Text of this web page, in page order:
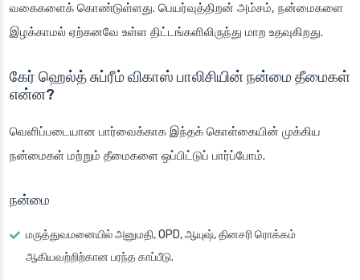
வகைகளைக் கொண்டுள்ளது. பெயர்வுத்திறன் அம்சம், நன்மைகளை
இழக்காமல் ஏற்கனவே உள்ள திட்டங்களிலிருந்து மாற உதவுகிறது.
கேர் ஹெல்த் சுப்ரீம் விகாஸ் பாலிசியின் நன்மை தீமைகள்
என்ன?
வெளிப்படையான பார்வைக்காக இந்தக் கொள்கையின் முக்கிய
நன்மைகள் மற்றும் தீமைகளை ஒப்பிட்டுப் பார்ப்போம்.
நன்மை
மருத்துவமனையில் அனுமதி, OPD, ஆயுஷ், தினசரி ரொக்கம்
ஆகியவற்றிற்கான பரந்த காப்பீடு.